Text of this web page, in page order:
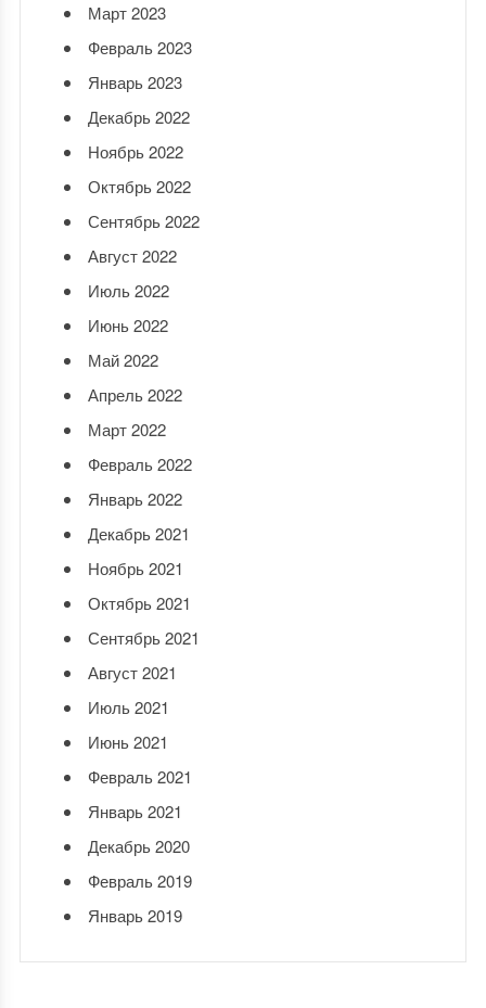
Март 2023
Февраль 2023
Январь 2023
Декабрь 2022
Ноябрь 2022
Октябрь 2022
Сентябрь 2022
Август 2022
Июль 2022
Июнь 2022
Май 2022
Апрель 2022
Март 2022
Февраль 2022
Январь 2022
Декабрь 2021
Ноябрь 2021
Октябрь 2021
Сентябрь 2021
Август 2021
Июль 2021
Июнь 2021
Февраль 2021
Январь 2021
Декабрь 2020
Февраль 2019
Январь 2019